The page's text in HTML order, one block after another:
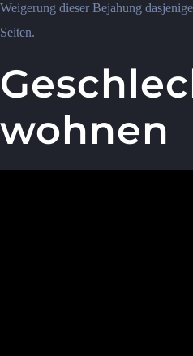
Weigerung dieser Bejahung
Seiten.
wohnen